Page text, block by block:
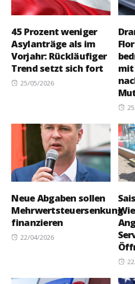
45 Prozent weniger
Asylanträge als im
Vorjahr: Rückläufiger
Trend setzt sich fort
Posted
25/05/2026
mit
Neue Abgaben sollen
Mehrwertsteuersenkung
finanzieren
Posted
22/04/2026